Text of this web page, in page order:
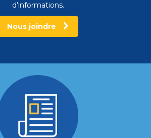
d’informations.
Nous joindre